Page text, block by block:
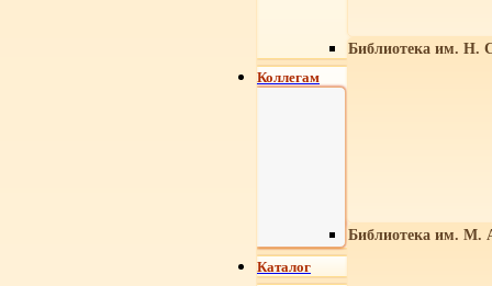
Библиотека им. Н.
Библиотека им. М.
Коллегам
Каталог